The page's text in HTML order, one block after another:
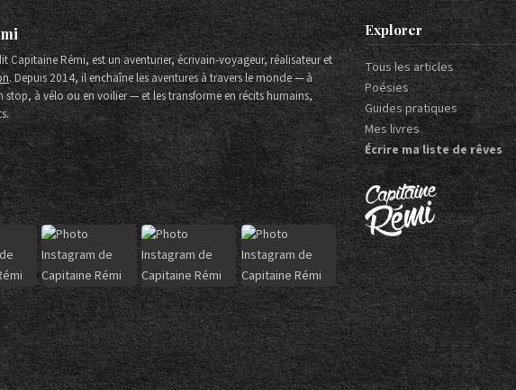
Capitaine Rémi, est un aventurier, écrivain-voyageur, réalisateur et
. Depuis 2014, il enchaîne les aventures à travers le monde — à
stop, à vélo ou en voilier — et les transforme en récits humains,
Explorer
Tous les articles
Poésies
Guides pratiques
Mes livres
Écrire ma liste de rêves